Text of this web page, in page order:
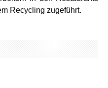
Recycling zugeführt.